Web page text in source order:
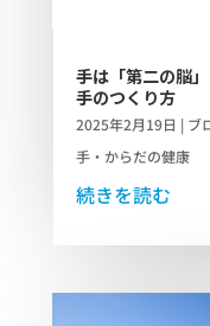
手は「第二の脳
手のつくり方
2025年2月19日 | ブ
手・からだの健康
続きを読む